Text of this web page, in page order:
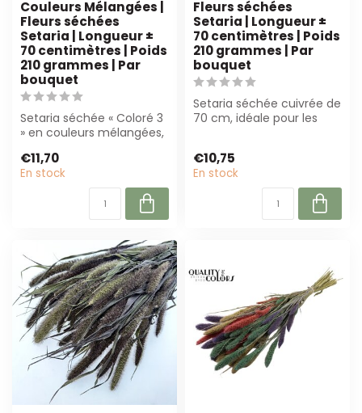
Couleurs Mélangées |
Fleurs séchées
Setaria | Longueur ±
70 centimètres | Poids
210 grammes | Par
bouquet
Setaria séchée « Coloré 3
» en couleurs mélangées,
grammes ...
€11,70
En stock
Fleurs séchées
Setaria | Longueur ±
70 centimètres | Poids
210 grammes | Par
bouquet
Setaria séchée cuivrée de
70 cm, idéale pour les
€10,75
En stock